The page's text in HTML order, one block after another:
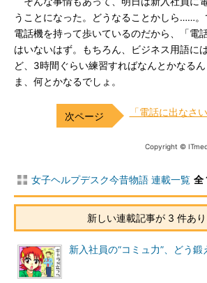
うことになった。どうなることかしら……。
電話機を持って歩いているのだから、「電
はいないはず。もちろん、ビジネス用語に
ど、3時間ぐらい練習すればなんとかなるん
ま、何とかなるでしょ。
「電話に出なさ
Copyright ©
女子ヘルプデスク今昔物語 連載一覧 全
新しい連載記事が 3 件あ
新入社員の“コミュ力”、どう鍛